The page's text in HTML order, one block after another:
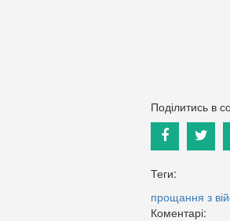
Поділитись в
Теги:
прощання з
Коментарі: